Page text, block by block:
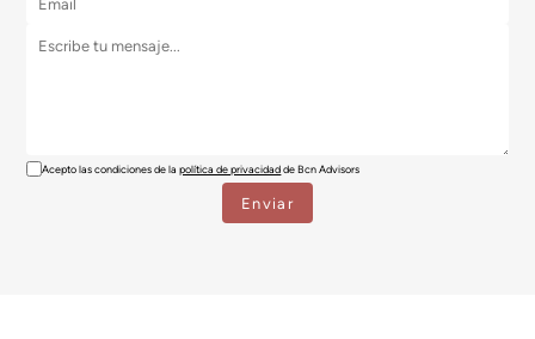
Acepto las condiciones de lapolítica de privacidadde Bcn Advisors